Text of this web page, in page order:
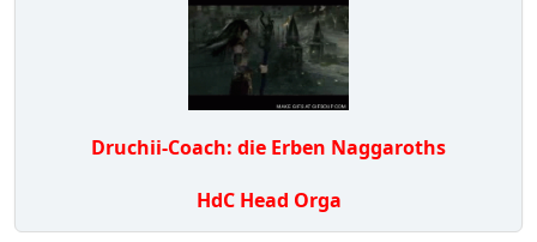
Druchii-Coach: die Erben Naggaroths
HdC Head Orga